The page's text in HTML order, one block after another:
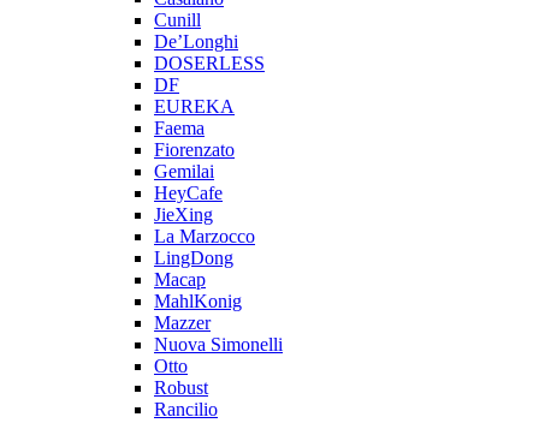
Cunill
De’Longhi
DOSERLESS
DF
EUREKA
Faema
Fiorenzato
Gemilai
HeyCafe
JieXing
La Marzocco
LingDong
Macap
MahlKonig
Mazzer
Nuova Simonelli
Otto
Robust
Rancilio